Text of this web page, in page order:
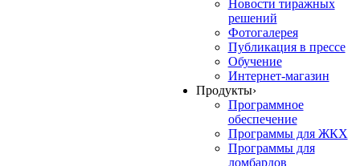
Новости тиражных
решений
Фотогалерея
Публикация в прессе
Обучение
Интернет-магазин
Продукты›
Программное
обеспечение
Программы для ЖКХ
Программы для
ломбардов